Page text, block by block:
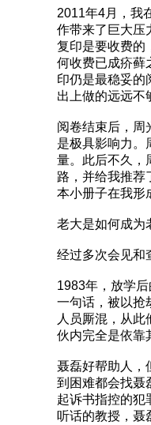
2011年4月，我
作带来了巨大压
复印是要收费的
何收费已成疥藓
印仍是最稳妥的
出上做的远远不
阅卷结束后，周
是极具影响力。
量。此后不久，
路，并给我推荐
本小册子在我形
老大是如何成为
经过多次会见和
1983年，放学
一句话，被以抢
人员厮混，从
伙内完全是依靠
聂磊好帮助人，
到困难都会找聂
起诉书指控的犯
听话的教授，聂